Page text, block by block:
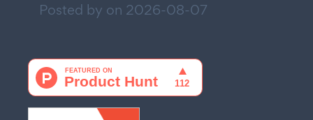
Posted by on 2026-08-07